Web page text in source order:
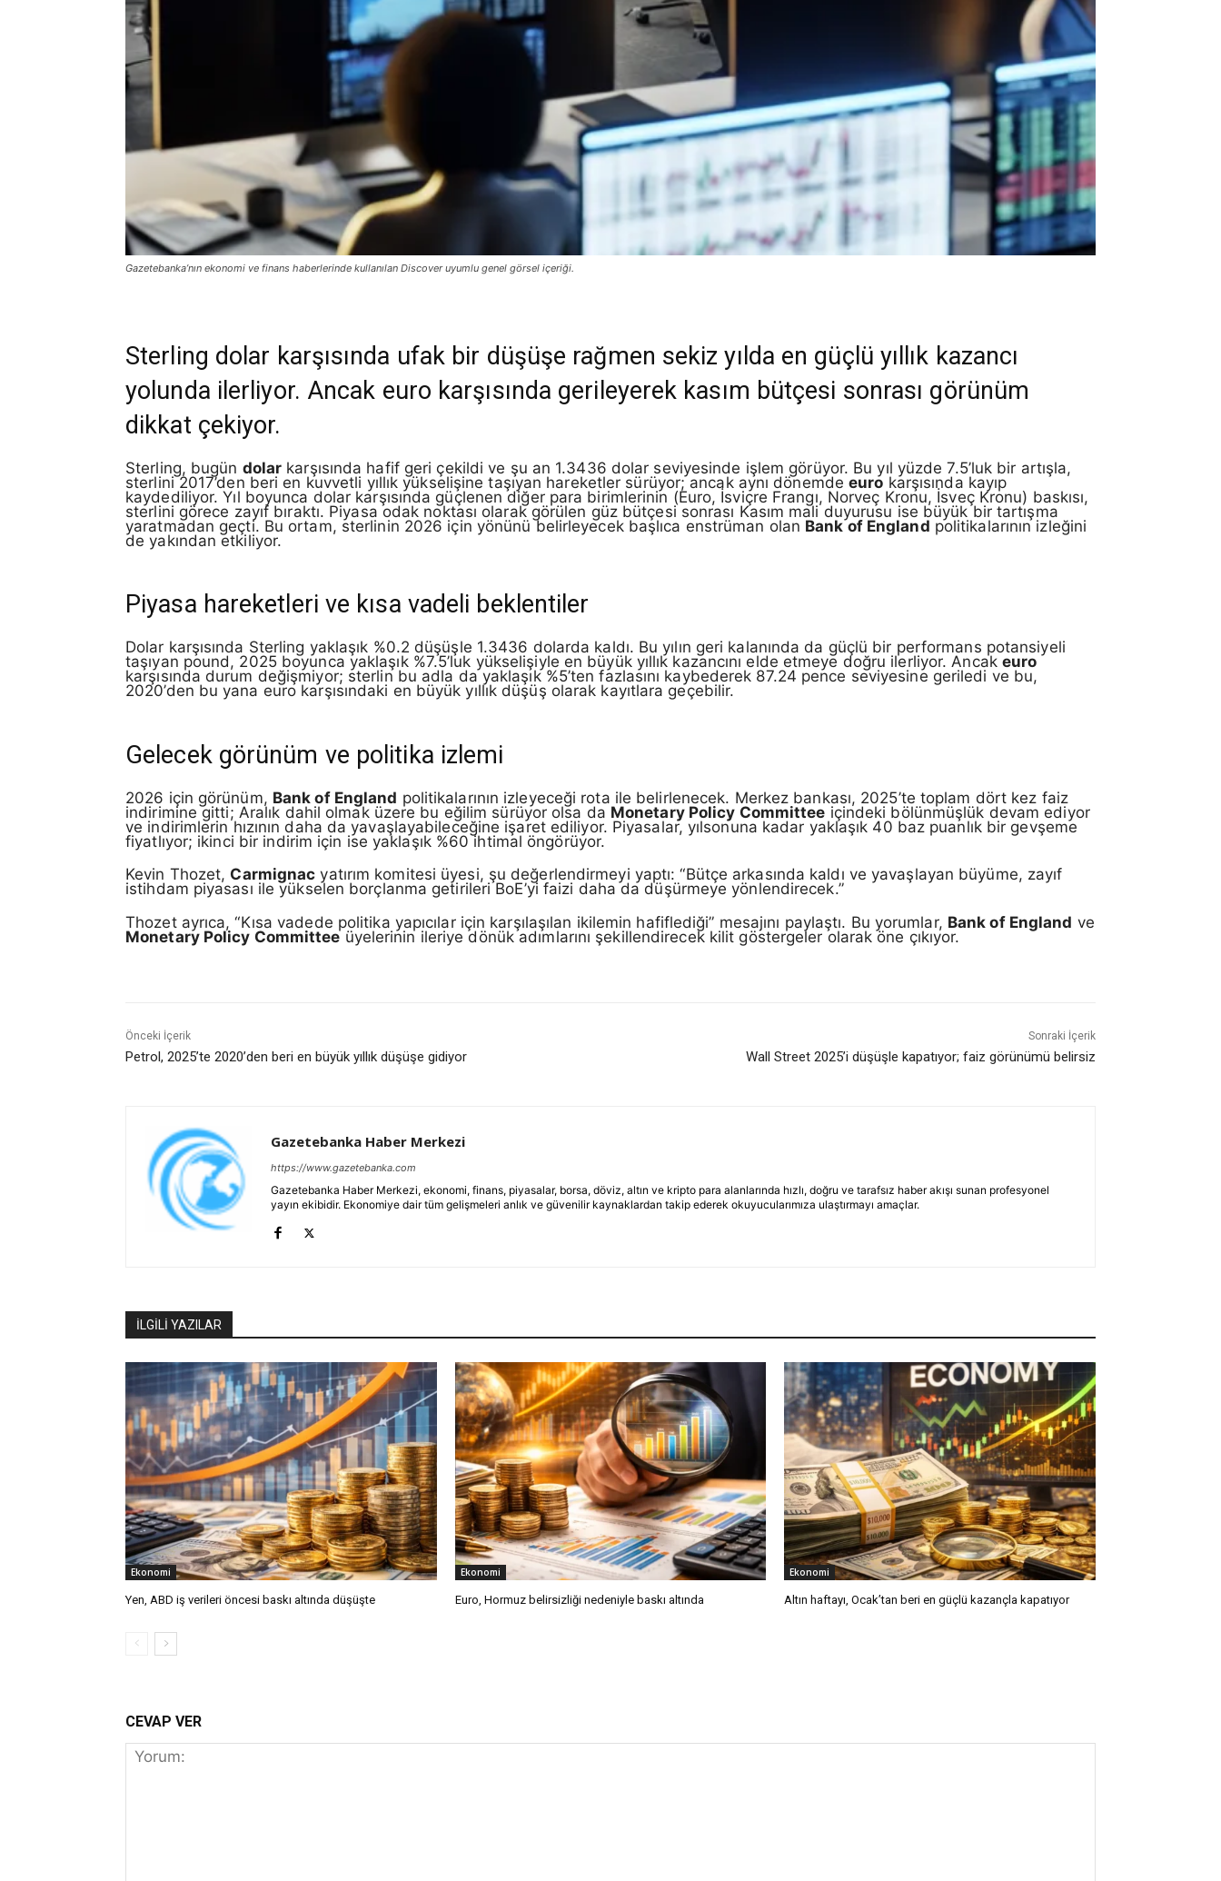
Gazetebanka’nın ekonomi ve finans haberlerinde kullanılan Discover uyumlu genel görsel içeriği.
Sterling dolar karşısında ufak bir düşüşe rağmen sekiz yılda en güçlü yıllık kazancı
yolunda ilerliyor. Ancak euro karşısında gerileyerek kasım bütçesi sonrası görünüm
dikkat çekiyor.
Sterling, bugün dolar karşısında hafif geri çekildi ve şu an 1.3436 dolar seviyesinde işlem görüyor. Bu yıl yüzde 7.5’luk bir artışla,
sterlini 2017’den beri en kuvvetli yıllık yükselişine taşıyan hareketler sürüyor; ancak aynı dönemdeeuro karşısında kayıp
kaydediliyor. Yıl boyunca dolar karşısında güçlenen diğer para birimlerinin (Euro, İsviçre Frangı, Norveç Kronu, İsveç Kronu) baskısı,
sterlini görece zayıf bıraktı. Piyasa odak noktası olarak görülen güz bütçesi sonrası Kasım mali duyurusu ise büyük bir tartışma
yaratmadan geçti. Bu ortam, sterlinin 2026 için yönünü belirleyecek başlıca enstrüman olan Bank of England politikalarının izleğini
de yakından etkiliyor.
Piyasa hareketleri ve kısa vadeli beklentiler
Dolar karşısında Sterling yaklaşık %0.2 düşüşle 1.3436 dolarda kaldı. Bu yılın geri kalanında da güçlü bir performans potansiyeli
taşıyan pound, 2025 boyunca yaklaşık %7.5’luk yükselişiyle en büyük yıllık kazancını elde etmeye doğru ilerliyor. Ancak euro
karşısında durum değişmiyor; sterlin bu adla da yaklaşık %5’ten fazlasını kaybederek 87.24 pence seviyesine geriledi ve bu,
2020’den bu yana euro karşısındaki en büyük yıllık düşüş olarak kayıtlara geçebilir.
Gelecek görünüm ve politika izlemi
2026 için görünüm, Bank of England politikalarının izleyeceği rota ile belirlenecek. Merkez bankası, 2025’te toplam dört kez faiz
indirimine gitti; Aralık dahil olmak üzere bu eğilim sürüyor olsa da Monetary Policy Committee içindeki bölünmüşlük devam ediyor
ve indirimlerin hızının daha da yavaşlayabileceğine işaret ediliyor. Piyasalar, yılsonuna kadar yaklaşık 40 baz puanlık bir gevşeme
fiyatlıyor; ikinci bir indirim için ise yaklaşık %60 ihtimal öngörüyor.
Kevin Thozet, Carmignac yatırım komitesi üyesi, şu değerlendirmeyi yaptı: “Bütçe arkasında kaldı ve yavaşlayan büyüme, zayıf
istihdam piyasası ile yükselen borçlanma getirileri BoE’yi faizi daha da düşürmeye yönlendirecek.”
Thozet ayrıca, “Kısa vadede politika yapıcılar için karşılaşılan ikilemin hafiflediği” mesajını paylaştı. Bu yorumlar, Bank of England ve
Monetary Policy Committeeüyelerinin ileriye dönük adımlarını şekillendirecek kilit göstergeler olarak öne çıkıyor.
Önceki İçerik
Petrol, 2025’te 2020’den beri en büyük yıllık düşüşe gidiyor
Sonraki İçerik
Wall Street 2025’i düşüşle kapatıyor; faiz görünümü belirsiz
Gazetebanka Haber Merkezi
https://www.gazetebanka.com
Gazetebanka Haber Merkezi, ekonomi, finans, piyasalar, borsa, döviz, altın ve kripto para alanlarında hızlı, doğru ve tarafsız haber akışı sunan profesyonel
yayın ekibidir. Ekonomiye dair tüm gelişmeleri anlık ve güvenilir kaynaklardan takip ederek okuyucularımıza ulaştırmayı amaçlar.
İLGİLİ YAZILAR
Ekonomi
Yen, ABD iş verileri öncesi baskı altında düşüşte
Ekonomi
Euro, Hormuz belirsizliği nedeniyle baskı altında
Ekonomi
Altın haftayı, Ocak’tan beri en güçlü kazançla kapatıyor
CEVAP VER